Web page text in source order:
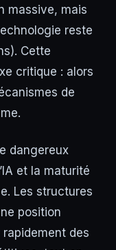
massive, mais
reste
Cette
critique : alors
de
dangereux
et la maturité
Les structures
position
des